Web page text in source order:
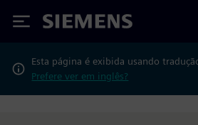
Siemens
Esta página é exibida usando
Prefere ver em inglês?